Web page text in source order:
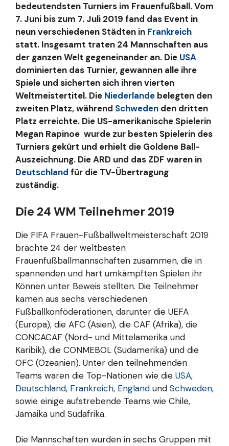
bedeutendsten Turniers im Frauenfußball. Vom
7. Juni bis zum 7. Juli 2019 fand das Event in
neun verschiedenen Städten in Frankreich
statt. Insgesamt traten 24 Mannschaften aus
der ganzen Welt gegeneinander an. Die USA
dominierten das Turnier, gewannen alle ihre
Spiele und sicherten sich ihren vierten
Weltmeistertitel. Die Niederlande belegten den
zweiten Platz, während Schweden den dritten
Platz erreichte. Die US-amerikanische Spielerin
Megan Rapinoe wurde zur besten Spielerin des
Turniers gekürt und erhielt die Goldene Ball-
Auszeichnung. Die ARD und das ZDF waren in
Deutschland für die TV-Übertragung
zuständig.
Die 24 WM Teilnehmer 2019
Die FIFA Frauen-Fußballweltmeisterschaft 2019
brachte 24 der weltbesten
Frauenfußballmannschaften zusammen, die in
spannenden und hart umkämpften Spielen ihr
Können unter Beweis stellten. Die Teilnehmer
kamen aus sechs verschiedenen
Fußballkonföderationen, darunter die UEFA
(Europa), die AFC (Asien), die CAF (Afrika), die
CONCACAF (Nord- und Mittelamerika und
Karibik), die CONMEBOL (Südamerika) und die
OFC (Ozeanien). Unter den teilnehmenden
Teams waren die Top-Nationen wie die USA,
Deutschland, Frankreich, England und Schweden,
sowie einige aufstrebende Teams wie Chile,
Jamaika und Südafrika.
Die Mannschaften wurden in sechs Gruppen mit